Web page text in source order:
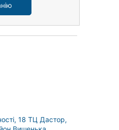
18 ТЦ Дастор,